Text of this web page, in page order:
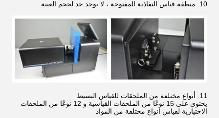
10. منطقة قياس النفاذية المفتوحة ، لا يوجد حد لحجم العينة
11. أنواع مختلفة من الملحقات للقياس البسيط
يحتوي على 15 نوعًا من الملحقات القياسية و 12 نوعًا من الملحقات
الاختيارية لقياس أنواع مختلفة من المواد